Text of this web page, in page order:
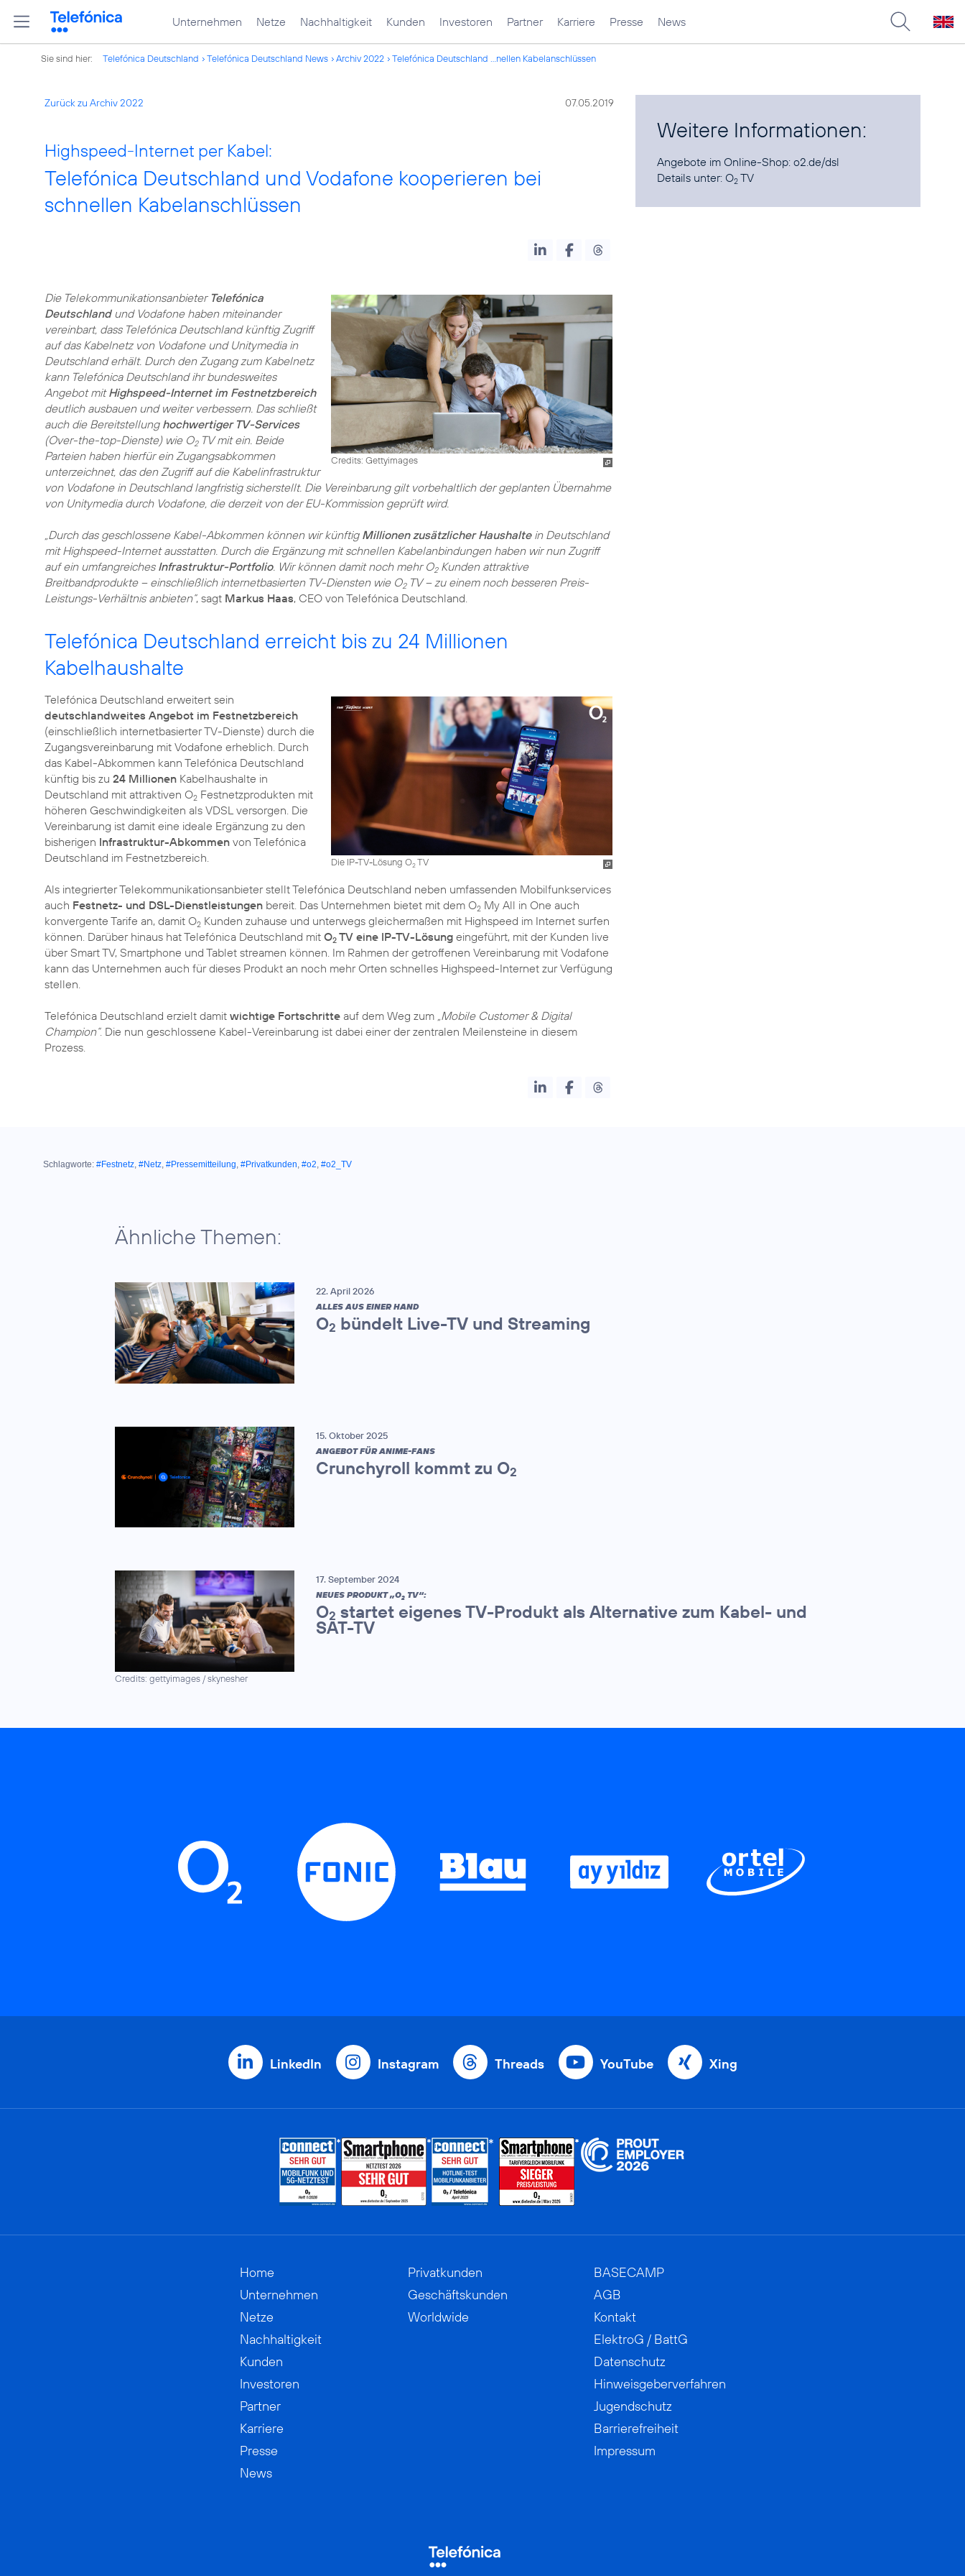
Unternehmen Netze Nachhaltigkeit Kunden Investoren Partner Karriere Presse News
Sie sind hier: Telefónica Deutschland Telefónica Deutschland News Archiv 2022 Telefónica Deutschland ...nellen Kabelanschlüssen
Zurück zu Archiv 2022 07.05.2019
Highspeed-Internet per Kabel:
Telefónica Deutschland und Vodafone kooperieren bei
schnellen Kabelanschlüssen
Credits: Gettyimages
Die Telekommunikationsanbieter Telefónica
Deutschlandund Vodafone haben miteinander
vereinbart, dass Telefónica Deutschland künftig Zugriff
auf das Kabelnetz von Vodafone und Unitymedia in
Deutschland erhält. Durch den Zugang zum Kabelnetz
kann Telefónica Deutschland ihr bundesweites
Angebot mitHighspeed-Internet im Festnetzbereich
deutlich ausbauen und weiter verbessern. Das schließt
auch die Bereitstellung hochwertiger TV-Services
(Over-the-top-Dienste) wie O2TV mit ein. Beide
Parteien haben hierfür ein Zugangsabkommen
unterzeichnet, das den Zugriff auf die Kabelinfrastruktur
von Vodafone in Deutschland langfristig sicherstellt. Die Vereinbarung gilt vorbehaltlich der geplanten Übernahme
von Unitymedia durch Vodafone, die derzeit von der EU-Kommission geprüft wird.
„Durch das geschlossene Kabel-Abkommen können wir künftig Millionen zusätzlicher Haushaltein Deutschland
mit Highspeed-Internet ausstatten. Durch die Ergänzung mit schnellen Kabelanbindungen haben wir nun Zugriff
auf ein umfangreiches Infrastruktur-Portfolio. Wir können damit noch mehr O2Kunden attraktive
Breitbandprodukte – einschließlich internetbasierten TV-Diensten wie O2TV – zu einem noch besseren Preis-
Leistungs-Verhältnis anbieten“, sagt Markus Haas, CEO von Telefónica Deutschland.
Telefónica Deutschland erreicht bis zu 24 Millionen
Kabelhaushalte
Die IP-TV-Lösung O2TV
Telefónica Deutschland erweitert sein
deutschlandweites Angebot im Festnetzbereich
(einschließlich internetbasierter TV-Dienste) durch die
Zugangsvereinbarung mit Vodafone erheblich. Durch
das Kabel-Abkommen kann Telefónica Deutschland
künftig bis zu 24 Millionen Kabelhaushalte in
Deutschland mit attraktiven O2 Festnetzprodukten mit
höheren Geschwindigkeiten als VDSL versorgen. Die
Vereinbarung ist damit eine ideale Ergänzung zu den
bisherigen Infrastruktur-Abkommen von Telefónica
Deutschland im Festnetzbereich.
Als integrierter Telekommunikationsanbieter stellt Telefónica Deutschland neben umfassenden Mobilfunkservices
auch Festnetz- und DSL-Dienstleistungen bereit. Das Unternehmen bietet mit dem O2 My All in One auch
konvergente Tarife an, damit O2 Kunden zuhause und unterwegs gleichermaßen mit Highspeed im Internet surfen
können. Darüber hinaus hat Telefónica Deutschland mit O2 TV eine IP-TV-Lösung eingeführt, mit der Kunden live
über Smart TV, Smartphone und Tablet streamen können. Im Rahmen der getroffenen Vereinbarung mit Vodafone
kann das Unternehmen auch für dieses Produkt an noch mehr Orten schnelles Highspeed-Internet zur Verfügung
stellen.
Telefónica Deutschland erzielt damit wichtige Fortschritte auf dem Weg zum „Mobile Customer & Digital
Champion“. Die nun geschlossene Kabel-Vereinbarung ist dabei einer der zentralen Meilensteine in diesem
Prozess.
Weitere Informationen:
Angebote im Online-Shop:o2.de/dsl
Details unter:O2 TV
Schlagworte: #Festnetz, #Netz, #Pressemitteilung, #Privatkunden, #o2, #o2_TV
Ähnliche Themen:
22. April 2026
ALLES AUS EINER HAND
O2 bündelt Live-TV und Streaming
15. Oktober 2025
ANGEBOT FÜR ANIME-FANS
Crunchyroll kommt zu O2
Credits: gettyimages / skynesher
17. September 2024
NEUES PRODUKT „O2 TV“:
O2 startet eigenes TV-Produkt als Alternative zum Kabel- und
SAT-TV
LinkedIn Instagram Threads YouTube Xing
Home
Unternehmen
Netze
Nachhaltigkeit
Kunden
Investoren
Partner
Karriere
Presse
News
Privatkunden
Geschäftskunden
Worldwide
BASECAMP
AGB
Kontakt
ElektroG / BattG
Datenschutz
Hinweisgeberverfahren
Jugendschutz
Barrierefreiheit
Impressum